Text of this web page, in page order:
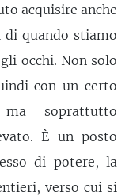
acquisire anche
quando stiamo
occhi. Non solo
con un certo
soprattutto
È un posto
di potere, la
verso cui si